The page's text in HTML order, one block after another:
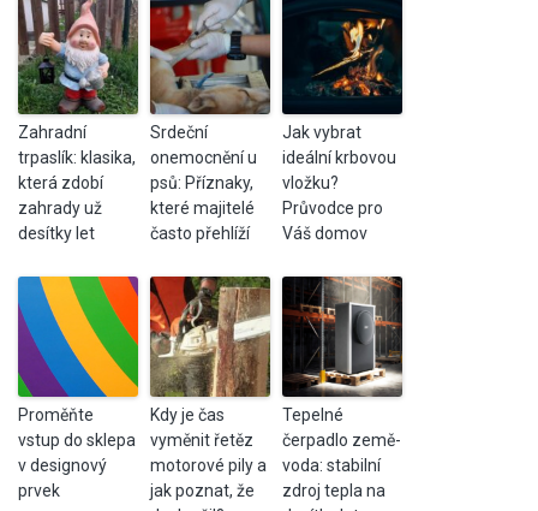
Zahradní
trpaslík: klasika,
která zdobí
zahrady už
desítky let
Srdeční
onemocnění u
psů: Příznaky,
které majitelé
často přehlíží
Jak vybrat
ideální krbovou
vložku?
Průvodce pro
Váš domov
Proměňte
vstup do sklepa
v designový
prvek
Kdy je čas
vyměnit řetěz
motorové pily a
jak poznat, že
Tepelné
čerpadlo země-
voda: stabilní
zdroj tepla na